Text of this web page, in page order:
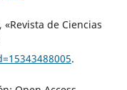
de Ciencias
.